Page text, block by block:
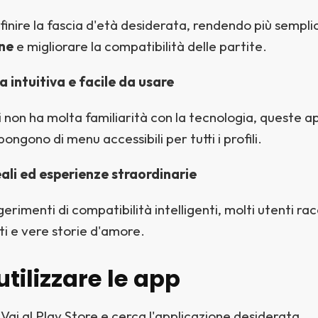
la fascia d'età desiderata, rendendo più
e migliorare la compatibilità delle partite.
intuitiva e facile da usare
non ha molta familiarità con la tecnologia, queste
di menu accessibili per tutti i profili.
ed esperienze straordinarie
di compatibilità intelligenti, molti utenti
e vere storie d'amore.
le app